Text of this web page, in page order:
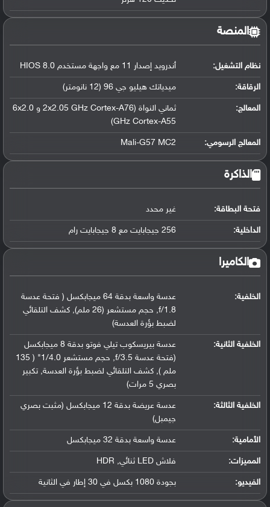
المنصة
نظام التشغيل: أندرويد إصدار 11 مع واجهة مستخدم HIOS 8.0
الرقاقة: ميدياتك هيليو جي 96 (12 نانومتر)
المعالج:
ثماني النواة (2x2.05 GHz Cortex-A76 و 6x2.0
GHz Cortex-A55)
المعالج الرسومي:
Mali-G57 MC2
الذاكرة
فتحة البطاقة: غير محدد
الداخلية: 256 جيجابايت مع 8 جيجابايت رام
الكاميرا
الخلفية:
عدسة واسعة بدقة 64 ميجابكسل ( فتحة عدسة
f/1.8, حجم مستشعر (26 ملم), كشف التلقائي
لضبط بؤرة العدسة)
الخلفية الثانية:
عدسة بيريسكوب تيلي فوتو بدقة 8 ميجابكسل
(فتحة عدسة f/3.5, حجم مستشعر 1/4.0" ( 135
ملم ), كشف التلقائي لضبط بؤرة العدسة, تكبير
بصري 5 مرات)
الخلفية الثالثة:
عدسة عريضة بدقة 12 ميجابكسل (مثبت بصري
جيمبل)
الأمامية: عدسة واسعة بدقة 32 ميجابكسل
المميزات: فلاش LED ثنائي, HDR
الفيديو: بجودة 1080 بكسل في 30 إطار في الثانية